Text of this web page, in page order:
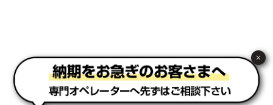
過去に製造をお願いしており、注文の流れがスムーズ
に進められるから
東京都S社様
×